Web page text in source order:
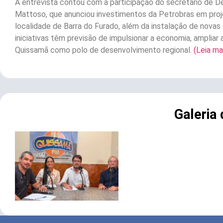
A entrevista contou com a participação do secretário de
Mattoso, que anunciou investimentos da Petrobras em
localidade de Barra do Furado, além da instalação de
iniciativas têm previsão de impulsionar a economia,
Quissamã como polo de desenvolvimento regional. (Leia
Galeria